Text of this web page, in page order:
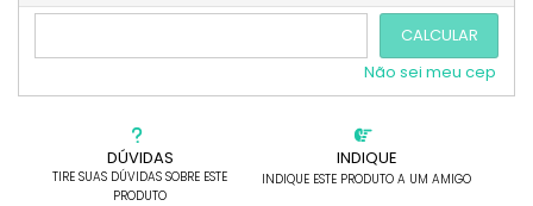
DÚVIDAS
TIRE SUAS DÚVIDAS SOBRE ESTE
PRODUTO
INDIQUE
INDIQUE ESTE PRODUTO A UM AMIGO
CALCULAR
Não sei meu cep